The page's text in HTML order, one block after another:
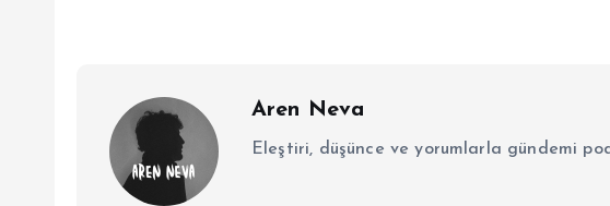
Aren Neva
Eleştiri, düşünce ve yorumlarla gündemi